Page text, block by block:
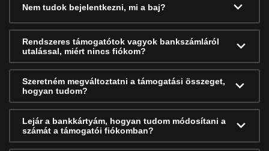
Nem tudok bejelentkezni, mi a baj?
Rendszeres támogatótok vagyok bankszámláról
utalással, miért nincs fiókom?
Szeretném megváltoztatni a támogatási összeget,
hogyan tudom?
Lejár a bankkártyám, hogyan tudom módosítani a
számát a támogatói fiókomban?